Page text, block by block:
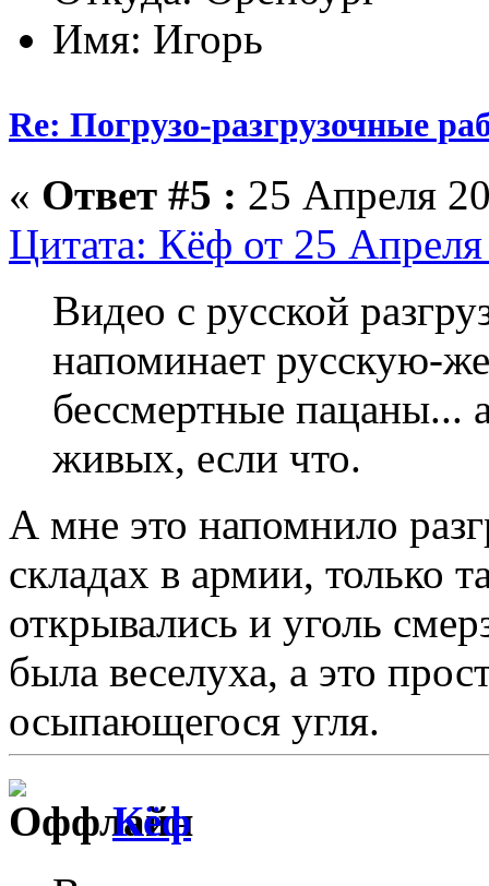
Имя: Игорь
Re: Погрузо-разгрузочные
« Ответ #5 : 25 Апреля
Цитата: Кёф от 25
Видео с русской
напоминает русскую-
бессмертные пацаны...
живых, если что.
А мне это напомнило
складах в армии, только
открывались и уголь
была веселуха, а это
осыпающегося угля.
Кёф